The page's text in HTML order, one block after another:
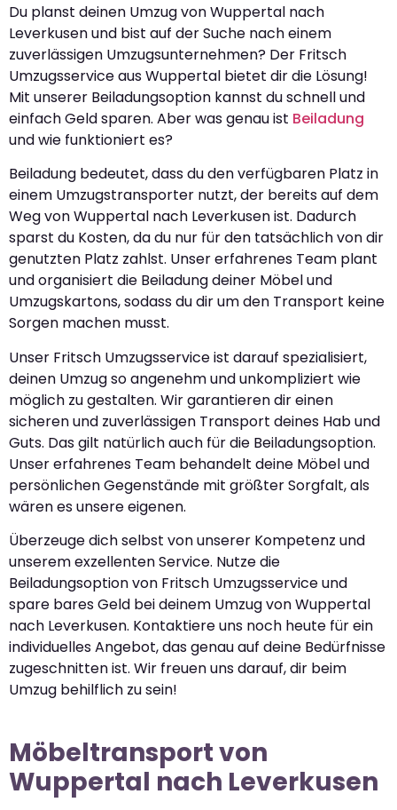
Du planst deinen Umzug von Wuppertal nach
Leverkusen und bist auf der Suche nach einem
zuverlässigen Umzugsunternehmen? Der Fritsch
Umzugsservice aus Wuppertal bietet dir die Lösung!
Mit unserer Beiladungsoption kannst du schnell und
einfach Geld sparen. Aber was genau ist Beiladung
und wie funktioniert es?
Beiladung bedeutet, dass du den verfügbaren Platz in
einem Umzugstransporter nutzt, der bereits auf dem
Weg von Wuppertal nach Leverkusen ist. Dadurch
sparst du Kosten, da du nur für den tatsächlich von dir
genutzten Platz zahlst. Unser erfahrenes Team plant
und organisiert die Beiladung deiner Möbel und
Umzugskartons, sodass du dir um den Transport keine
Sorgen machen musst.
Unser Fritsch Umzugsservice ist darauf spezialisiert,
deinen Umzug so angenehm und unkompliziert wie
möglich zu gestalten. Wir garantieren dir einen
sicheren und zuverlässigen Transport deines Hab und
Guts. Das gilt natürlich auch für die Beiladungsoption.
Unser erfahrenes Team behandelt deine Möbel und
persönlichen Gegenstände mit größter Sorgfalt, als
wären es unsere eigenen.
Überzeuge dich selbst von unserer Kompetenz und
unserem exzellenten Service. Nutze die
Beiladungsoption von Fritsch Umzugsservice und
spare bares Geld bei deinem Umzug von Wuppertal
nach Leverkusen. Kontaktiere uns noch heute für ein
individuelles Angebot, das genau auf deine Bedürfnisse
zugeschnitten ist. Wir freuen uns darauf, dir beim
Umzug behilflich zu sein!
Möbeltransport von
Wuppertal nach Leverkusen